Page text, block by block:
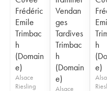
Frédéric
Emile
Trimbac
h
(Domain
e)
Alsace
Riesling
Vendan
ges
Tardives
Trimbac
h
(Domain
e)
Alsace
h
e)